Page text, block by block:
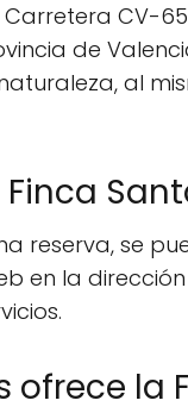
CV-
de
al
reserva, se
en la dirección
la